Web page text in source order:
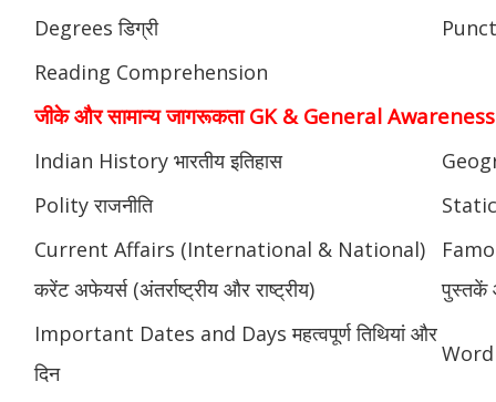
Degrees डिग्री
Reading Comprehension
जीके और सामान्य जागरूकता GK & General Awareness
Indian History भारतीय इतिहास
Polity राजनीति
Current Affairs (International & National)
करेंट अफेयर्स (अंतर्राष्ट्रीय और राष्ट्रीय)
Important Dates and Days महत्वपूर्ण तिथियां और
दिन